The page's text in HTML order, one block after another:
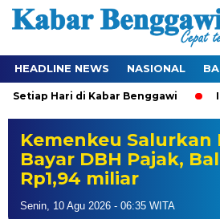
HEADLINE NEWS NASIONAL
Hari di Kabar Benggawi
Kemenkeu Salurkan
Bayar DBH Pajak,
Rp1,94 miliar
Senin, 10 Agu 2026 - 06:35 WITA